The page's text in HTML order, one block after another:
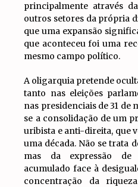
principalmente através
outros setores da própria
que uma expansão
que aconteceu foi uma
mesmo campo político.
A oligarquia pretende
tanto nas eleições
nas presidenciais de 31
se a consolidação de um
uribista e anti-direita, que
uma década. Não se trata
mas da expressão de
acumulado face à
concentração da